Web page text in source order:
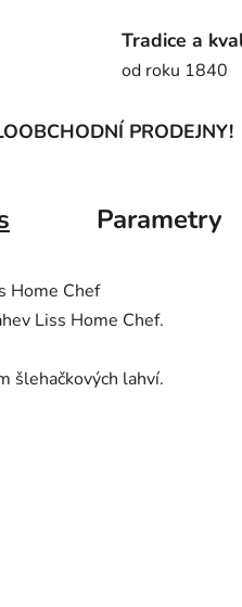
Tradice a
od roku 1840
PRODEJNY!
Parametry
Home Chef
Liss Home Chef.
šlehačkových lahví.